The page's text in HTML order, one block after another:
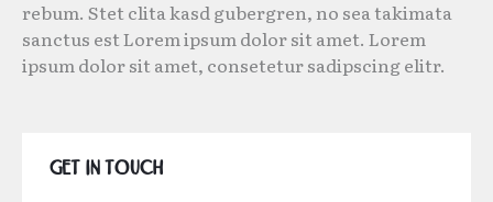
rebum. Stet clita kasd gubergren, no sea takimata
sanctus est Lorem ipsum dolor sit amet. Lorem
ipsum dolor sit amet, consetetur sadipscing elitr.
Get in Touch